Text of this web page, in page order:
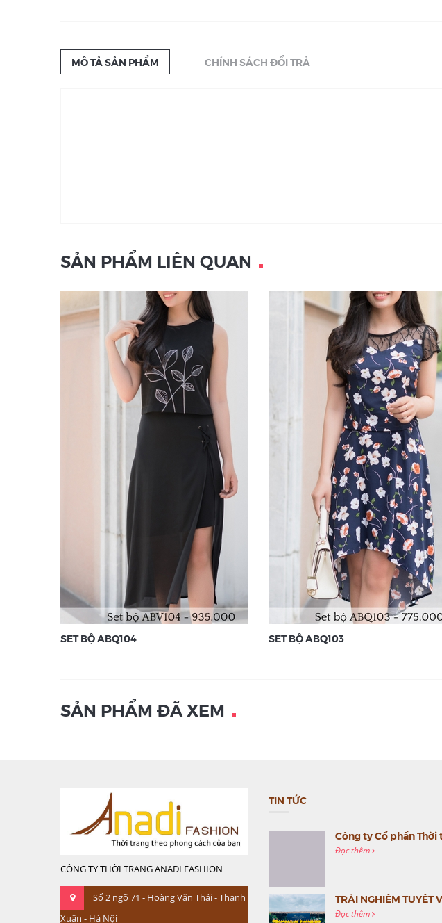
MÔ TẢ SẢN PHẨM CHÍNH SÁCH ĐỔI TRẢ
SẢN PHẨM LIÊN QUAN
SET BỘ ABQ104 SET BỘ ABQ103
SẢN PHẨM ĐÃ XEM
CÔNG TY THỜI TRANG ANADI FASHION
Số 2 ngõ 71 - Hoàng Văn Thái - Thanh
Xuân - Hà Nội
TIN TỨC
Đọc thêm
Đọc thêm